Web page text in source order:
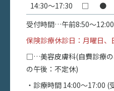
14:30〜17:30
□ ●
受付時間…午前8:50〜
保険診療休診日：月曜日、
□…美容皮膚科(自費診療の
の午後：不定休)
・診療時間 14:00〜17:00 (